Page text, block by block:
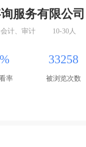
服务有限公司
计、审计 10-30人
率
33258
被浏览次数